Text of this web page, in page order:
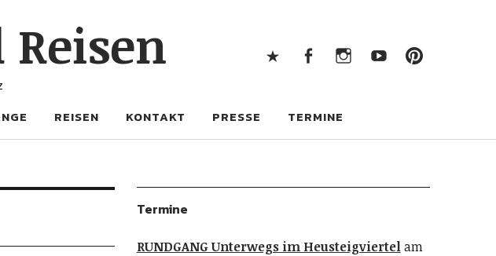
REISEN KONTAKT PRESSE TERMINE
Termine
RUNDGANG Unterwegs im Heusteigviertelam